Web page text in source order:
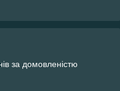
за домовленістю